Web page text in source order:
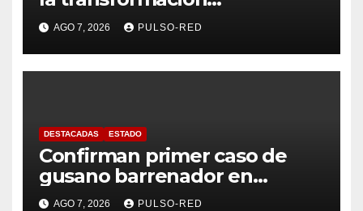
universitaria: Rector de la
UATx
AGO 7, 2026 PULSO-RED
DESTACADAS ESTADO
Confirman primer caso de
gusano barrenador en
humano en Tlaxcala
AGO 7, 2026 PULSO-RED